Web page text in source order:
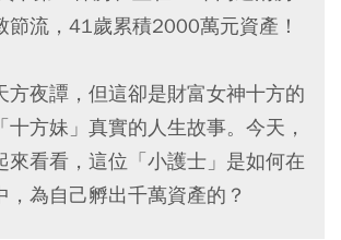
節流，41歲累積2000萬元資產！
方夜譚，但這卻是財富女神十方的
方妹」真實的人生故事。今天，
來看看，這位「小護士」是如何在
，為自己孵出千萬資產的？